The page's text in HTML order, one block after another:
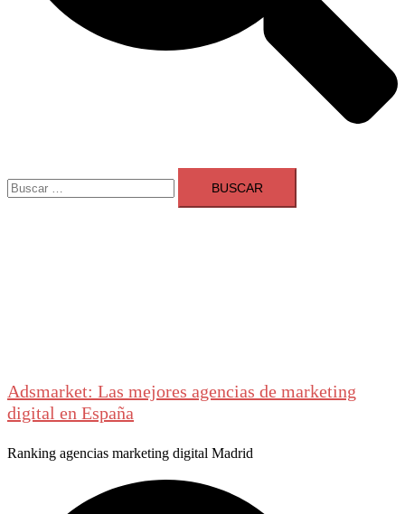
Buscar:
Adsmarket: Las mejores agencias de marketing
digital en España
Ranking agencias marketing digital Madrid